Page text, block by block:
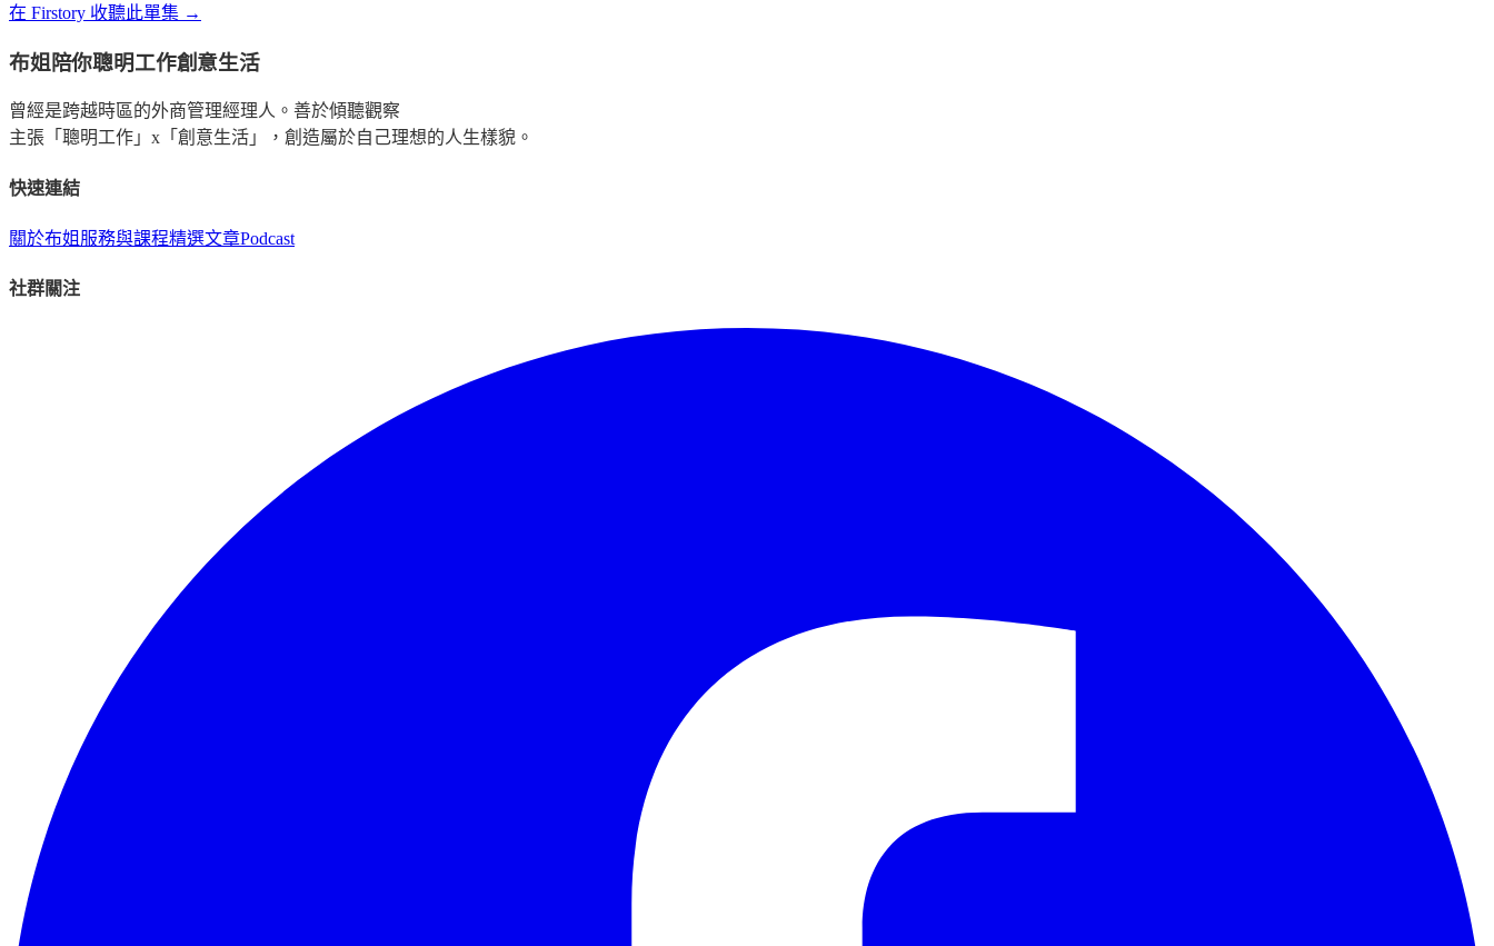
在 Firstory 收聽此單集 →
布姐陪你聰明工作創意生活
曾經是跨越時區的外商管理經理人。善於傾聽觀察
主張「聰明工作」x「創意生活」，創造屬於自己理想的人生樣貌。
快速連結
關於布姐 服務與課程精選文章Podcast
社群關注